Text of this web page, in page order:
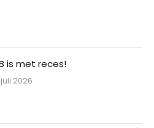
is met reces!
juli 2026